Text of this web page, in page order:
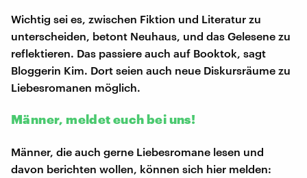
Wichtig sei es, zwischen Fiktion und Literatur zu
unterscheiden, betont Neuhaus, und das Gelesene zu
reflektieren. Das passiere auch auf Booktok, sagt
Bloggerin Kim. Dort seien auch neue Diskursräume zu
Liebesromanen möglich.
Männer, meldet euch bei uns!
Männer, die auch gerne Liebesromane lesen und
davon berichten wollen, können sich hier melden: